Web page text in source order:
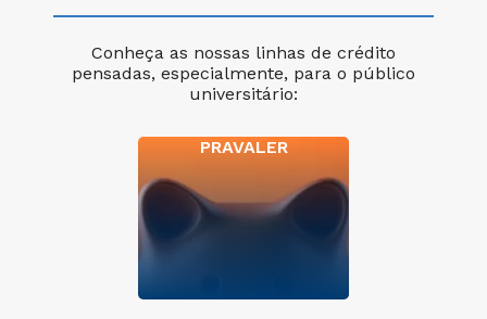
Conheça as nossas linhas de crédito
pensadas, especialmente, para o público
universitário:
PRAVALER